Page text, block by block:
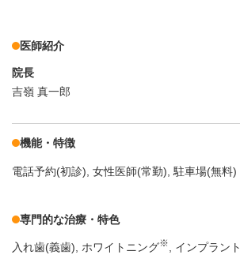
医師紹介
院長
吉嶺 真一郎
機能・特徴
電話予約(初診) 女性医師(常勤) 駐車場(無料)
専門的な治療・特色
入れ歯(義歯) ホワイトニング※ インプラント